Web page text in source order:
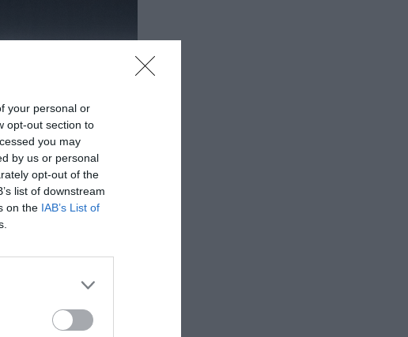
your personal or
opt-out section to
you may
by us or personal
opt-out of the
list of downstream
on the IAB’s List of